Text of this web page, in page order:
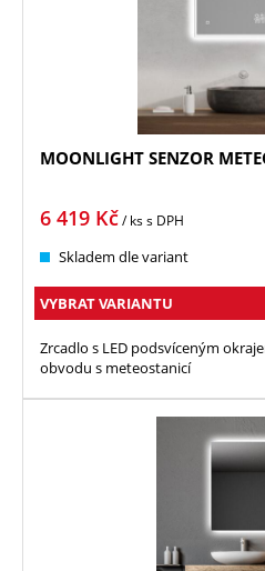
MOONLIGHT SENZOR
6 419 Kč/ kss DPH
Skladem dle variant
VYBRAT VARIANTU
Zrcadlo s LED podsvíceným
obvodu s meteostanicí